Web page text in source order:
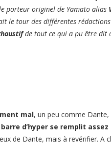
porteur originel de Yamato alias
le tour des différentes
de tout ce qui a pu être dit
mal, un peu comme
barre d’hyper se remplit
de Dante, mais à revérifier. A